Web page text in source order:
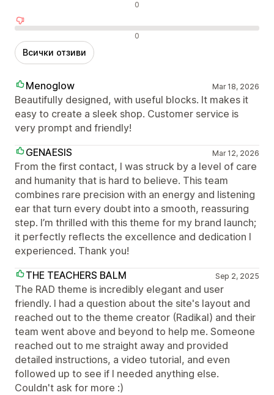
0
0
Всички отзиви
Menoglow Mar 18, 2026
Beautifully designed, with useful blocks. It makes it
easy to create a sleek shop. Customer service is
very prompt and friendly!
GENAESIS
Mar 12, 2026
From the first contact, I was struck by a level of care
and humanity that is hard to believe. This team
combines rare precision with an energy and listening
ear that turn every doubt into a smooth, reassuring
step. I’m thrilled with this theme for my brand launch;
it perfectly reflects the excellence and dedication I
experienced. Thank you!
THE TEACHERS BALM
Sep 2, 2025
The RAD theme is incredibly elegant and user
friendly. I had a question about the site's layout and
reached out to the theme creator (Radikal) and their
team went above and beyond to help me. Someone
reached out to me straight away and provided
detailed instructions, a video tutorial, and even
followed up to see if I needed anything else.
Couldn't ask for more :)